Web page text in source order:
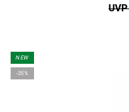
NEW
-35%